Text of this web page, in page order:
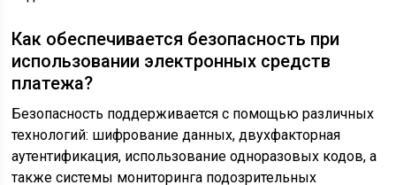
Как обеспечивается безопасность при
использовании электронных средств
платежа?
Безопасность поддерживается с помощью различных
технологий: шифрование данных, двухфакторная
аутентификация, использование одноразовых кодов, а
также системы мониторинга подозрительных